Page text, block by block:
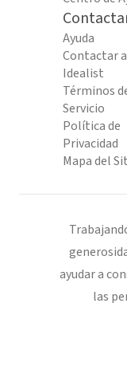
Ayuda
Contactar a
Idealist
Términos
Servicio
Política de
Privacidad
Mapa del
ayudar a
las